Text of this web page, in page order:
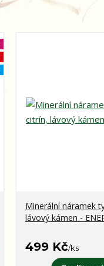
Minerální náramek
lávový kámen -
499 Kč/ks